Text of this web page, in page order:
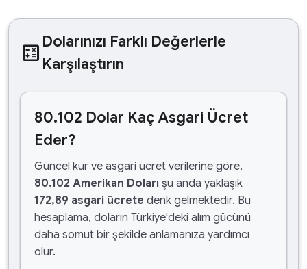
calculate Dolarınızı Farklı Değerlerle
Karşılaştırın
80.102 Dolar Kaç Asgari Ücret
Eder?
Güncel kur ve asgari ücret verilerine göre,
80.102 Amerikan Doları şu anda yaklaşık
172,89 asgari ücrete denk gelmektedir. Bu
hesaplama, doların Türkiye'deki alım gücünü
daha somut bir şekilde anlamanıza yardımcı
olur.